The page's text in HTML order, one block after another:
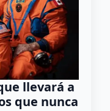
llevará a
que nunca